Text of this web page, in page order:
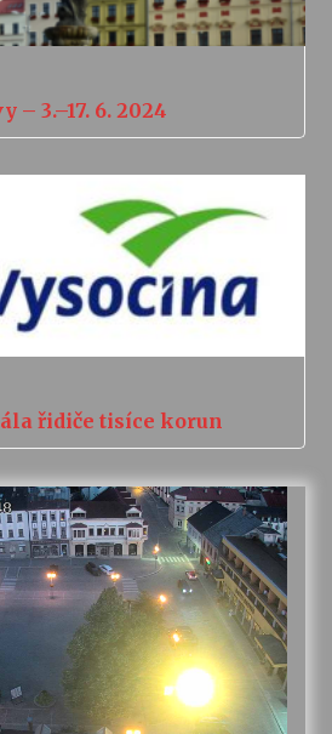
3.–17. 6. 2024
řidiče tisíce korun